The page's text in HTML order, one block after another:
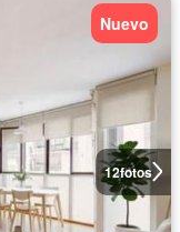
12fotos
Nuevo